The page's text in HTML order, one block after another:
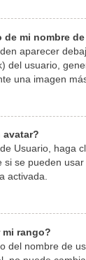
de mi nombre
aparecer
del usuario,
una imagen
avatar?
Usuario, haga
si se pueden
activada.
mi rango?
del nombre de